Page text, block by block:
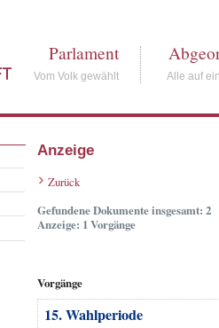
Parlament
Vom Volk gewählt Alle auf
Anzeige
Zurück
Gefundene Dokumente insgesamt: 2
Anzeige: 1 Vorgänge
Vorgänge
15. Wahlperiode